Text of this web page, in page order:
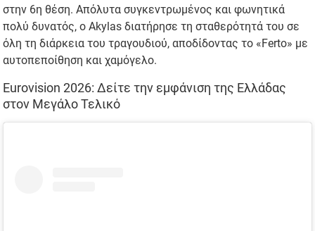
στην 6η θέση. Απόλυτα συγκεντρωμένος και φωνητικά
πολύ δυνατός, ο Akylas διατήρησε τη σταθερότητά του σε
όλη τη διάρκεια του τραγουδιού, αποδίδοντας το «Ferto» με
αυτοπεποίθηση και χαμόγελο.
Eurovision 2026: Δείτε την εμφάνιση της Ελλάδας
στον Μεγάλο Τελικό